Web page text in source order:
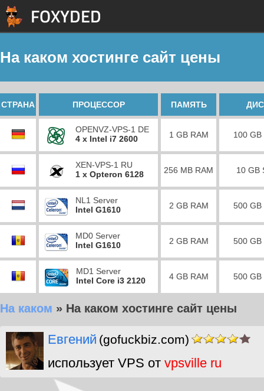
На каком хостинге сайт цены
СТРАНА ПРОЦЕССОР ПАМЯТЬ
OPENVZ-VPS-1 DE
4 x Intel i7 2600
1 GB RAM 100 GB
XEN-VPS-1 RU
1 x Opteron 6128
256 MB RAM 10 GB
NL1 Server
Intel G1610
2 GB RAM 500 GB
MD0 Server
Intel G1610
2 GB RAM 500 GB
MD1 Server
Intel Core i3 2120
4 GB RAM 500 GB
На каком » На каком хостинге сайт цены
Евгений (gofuckbiz.com)
использует VPS от vpsville ru